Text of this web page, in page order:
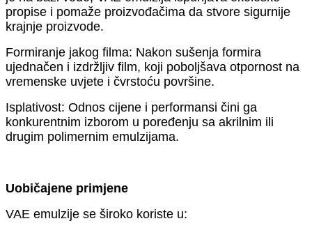
propise i pomaže proizvođačima da stvore sigurnije
krajnje proizvode.
Formiranje jakog filma: Nakon sušenja formira
ujednačen i izdržljiv film, koji poboljšava otpornost na
vremenske uvjete i čvrstoću površine.
Isplativost: Odnos cijene i performansi čini ga
konkurentnim izborom u poređenju sa akrilnim ili
drugim polimernim emulzijama.
Uobičajene primjene
VAE emulzije se široko koriste u: